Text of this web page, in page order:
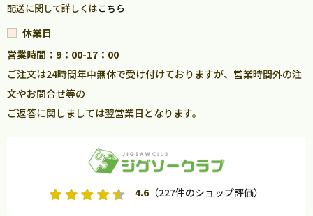
配送に関して詳しくはこちら
休業日
営業時間：9：00-17：00
ご注文は24時間年中無休で受け付けておりますが、営業時間外の注
文やお問合せ等の
ご返答に関しましては翌営業日となります。
4.6（227件のショップ評価）